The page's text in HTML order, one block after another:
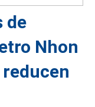
de
Nhon